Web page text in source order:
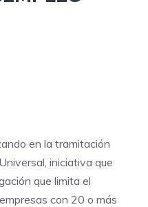
en la tramitación
iniciativa que
que limita el
con 20 o más